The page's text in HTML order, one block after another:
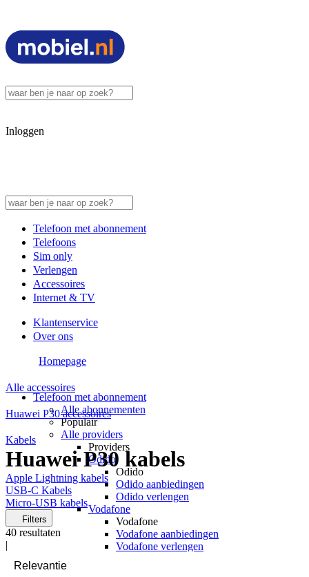
Inloggen
Telefoon met abonnement
Telefoons
Sim only
Verlengen
Accessoires
Internet & TV
Klantenservice
Over ons
Telefoon met abonnement
Alle abonnementen
Populair
Alle providers
Providers
Odido
Odido
Odido aanbiedingen
Odido verlengen
Vodafone
Vodafone
Vodafone aanbiedingen
Vodafone verlengen
Homepage
Alle accessoires
Huawei P30 accessoires
Kabels
Huawei P30 kabels
Apple Lightning kabels
USB-C Kabels
Micro-USB kabels
Filters
40 resultaten
|